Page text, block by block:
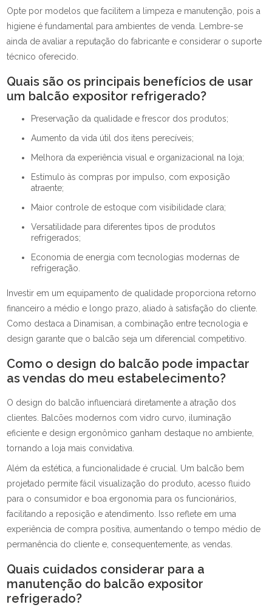
Opte por modelos que facilitem a limpeza e manutenção, pois a
higiene é fundamental para ambientes de venda. Lembre-se
ainda de avaliar a reputação do fabricante e considerar o suporte
técnico oferecido.
Quais são os principais benefícios de usar
um balcão expositor refrigerado?
Preservação da qualidade e frescor dos produtos;
Aumento da vida útil dos itens perecíveis;
Melhora da experiência visual e organizacional na loja;
Estímulo às compras por impulso, com exposição
atraente;
Maior controle de estoque com visibilidade clara;
Versatilidade para diferentes tipos de produtos
refrigerados;
Economia de energia com tecnologias modernas de
refrigeração.
Investir em um equipamento de qualidade proporciona retorno
financeiro a médio e longo prazo, aliado à satisfação do cliente.
Como destaca a Dinamisan, a combinação entre tecnologia e
design garante que o balcão seja um diferencial competitivo.
Como o design do balcão pode impactar
as vendas do meu estabelecimento?
O design do balcão influenciará diretamente a atração dos
clientes. Balcões modernos com vidro curvo, iluminação
eficiente e design ergonômico ganham destaque no ambiente,
tornando a loja mais convidativa.
Além da estética, a funcionalidade é crucial. Um balcão bem
projetado permite fácil visualização do produto, acesso fluido
para o consumidor e boa ergonomia para os funcionários,
facilitando a reposição e atendimento. Isso reflete em uma
experiência de compra positiva, aumentando o tempo médio de
permanência do cliente e, consequentemente, as vendas.
Quais cuidados considerar para a
manutenção do balcão expositor
refrigerado?